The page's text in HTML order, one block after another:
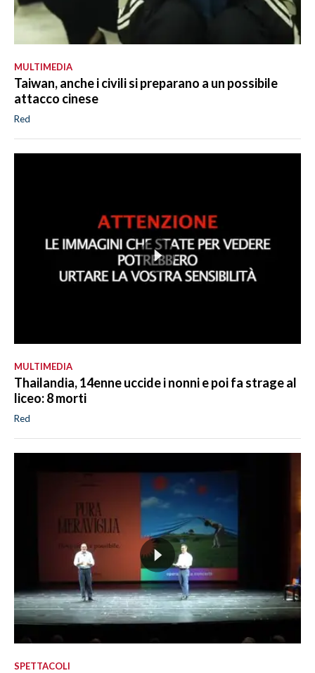
MULTIMEDIA
Taiwan, anche i civili si preparano a un possibile
attacco cinese
Red
MULTIMEDIA
Thailandia, 14enne uccide i nonni e poi fa strage al
liceo: 8 morti
Red
SPETTACOLI